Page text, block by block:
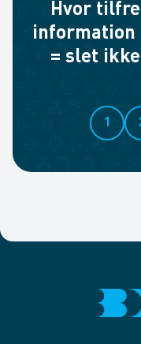
Hvor
information
= slet
1